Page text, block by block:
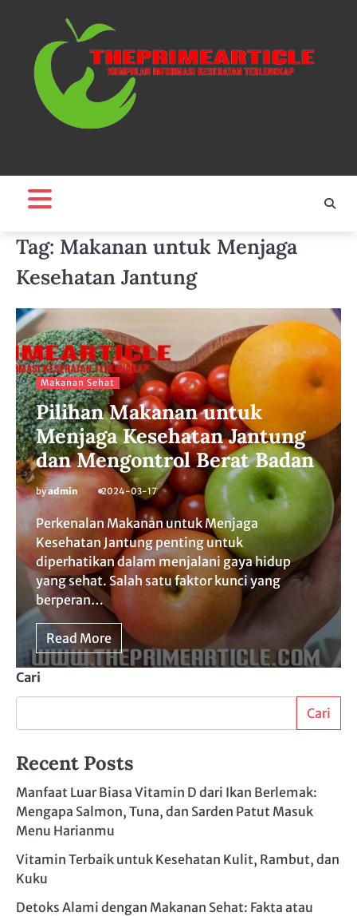
content
Tag: Makanan untuk Menjaga
Kesehatan Jantung
Makanan Sehat
Pilihan Makanan untuk
Menjaga Kesehatan Jantung
dan Mengontrol Berat Badan
byadmin 2024-03-17
Perkenalan Makanan untuk Menjaga
Kesehatan Jantung penting untuk
diperhatikan dalam menjalani gaya hidup
yang sehat. Salah satu faktor kunci yang
berperan…
Read More
Cari
Cari
Recent Posts
Manfaat Luar Biasa Vitamin D dari Ikan Berlemak:
Mengapa Salmon, Tuna, dan Sarden Patut Masuk
Menu Harianmu
Vitamin Terbaik untuk Kesehatan Kulit, Rambut, dan
Kuku
Detoks Alami dengan Makanan Sehat: Fakta atau